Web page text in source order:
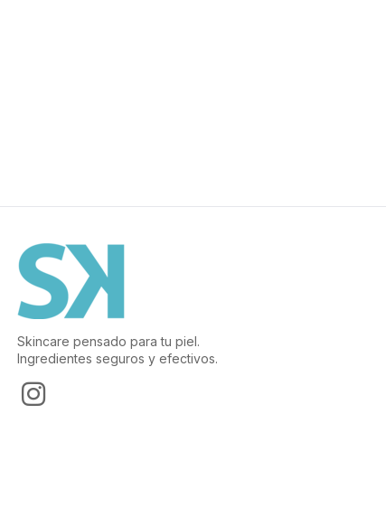
Skincare pensado para tu piel.
Ingredientes seguros y efectivos.